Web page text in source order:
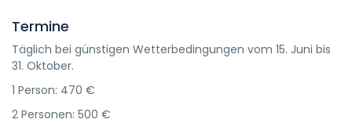
Termine
Täglich bei günstigen Wetterbedingungen vom 15. Juni bis
31. Oktober.
1 Person: 470 €
2 Personen: 500 €